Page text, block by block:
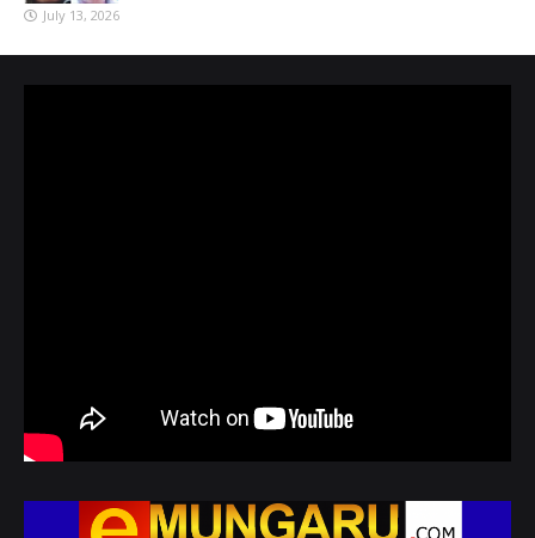
July 13, 2026